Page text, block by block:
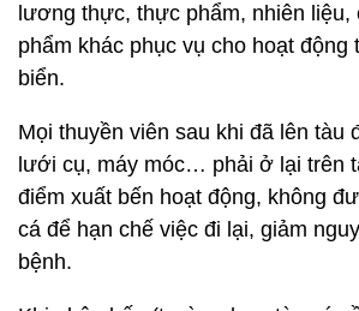
lương thực, thực phẩm, nhiên liệu,
phẩm khác phục vụ cho hoạt động
biển.
Mọi thuyền viên sau khi đã lên tàu
lưới cụ, máy móc… phải ở lại trên
điểm xuất bến hoạt động, không
cá để hạn chế việc đi lại, giảm
bệnh.